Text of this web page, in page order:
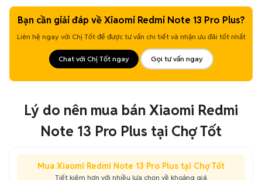
Bạn cần giải đáp về Xiaomi Redmi Note 13 Pro Plus?
Liên hệ ngay với Chị Tốt để được tư vấn chi tiết và nhận ưu đãi tốt nhất
Chat với Chị Tốt ngay Gọi tư vấn ngay
Lý do nên mua bán Xiaomi Redmi
Note 13 Pro Plus tại Chợ Tốt
Mua Xiaomi Redmi Note 13 Pro Plus tại Chợ Tốt
Tiết kiệm hơn với nhiều lựa chọn về khoảng giá